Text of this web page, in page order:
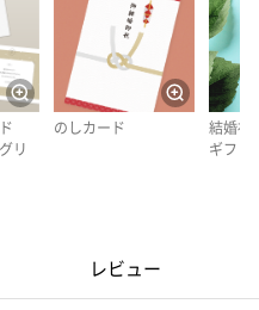
リ
のしカード
結婚祝
ギフト
レビュー